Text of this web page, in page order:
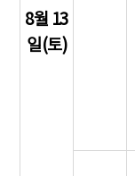
8월 13
일(토)